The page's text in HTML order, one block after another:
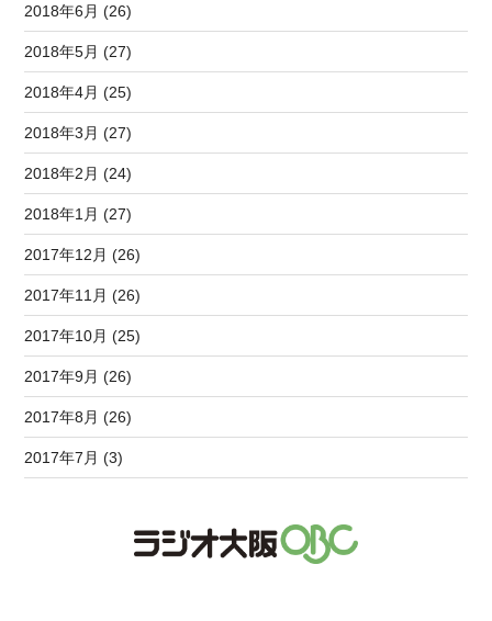
2018年6月 (26)
2018年5月 (27)
2018年4月 (25)
2018年3月 (27)
2018年2月 (24)
2018年1月 (27)
2017年12月 (26)
2017年11月 (26)
2017年10月 (25)
2017年9月 (26)
2017年8月 (26)
2017年7月 (3)